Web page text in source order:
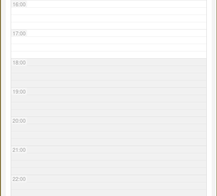
16:00
17:00
18:00
19:00
20:00
21:00
22:00